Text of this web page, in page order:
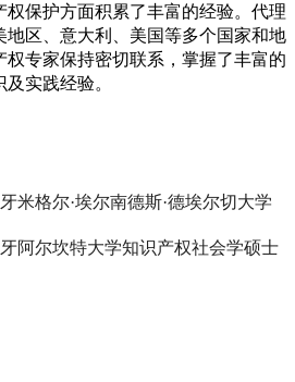
权保护方面积累了丰富的经验。代理
地区、意大利、美国等多个国家和地
权专家保持密切联系，掌握了丰富的
实践经验。
米格尔·埃尔南德斯·德埃尔切大学
阿尔坎特大学知识产权社会学硕士